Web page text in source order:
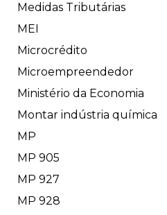
Medidas Tributárias
MEI
Microcrédito
Microempreendedor
Ministério da Economia
Montar indústria química
MP
MP 905
MP 927
MP 928